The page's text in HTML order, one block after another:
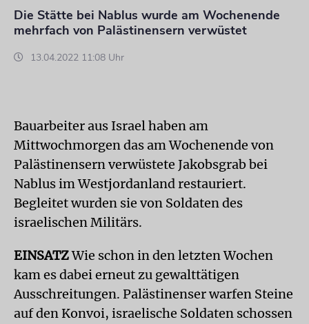
Die Stätte bei Nablus wurde am Wochenende
mehrfach von Palästinensern verwüstet
13.04.2022 11:08 Uhr
Bauarbeiter aus Israel haben am
Mittwochmorgen das am Wochenende von
Palästinensern verwüstete Jakobsgrab bei
Nablus im Westjordanland restauriert.
Begleitet wurden sie von Soldaten des
israelischen Militärs.
EINSATZWie schon in den letzten Wochen
kam es dabei erneut zu gewalttätigen
Ausschreitungen. Palästinenser warfen Steine
auf den Konvoi, israelische Soldaten schossen